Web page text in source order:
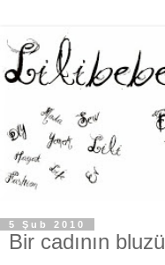
5 Şub 2010
Bir cadının bluzü